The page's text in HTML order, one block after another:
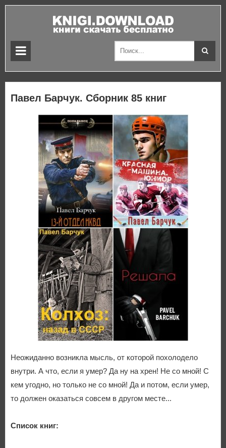
Павел Барчук. Сборник 85 книг
Неожиданно возникла мысль, от которой похолодело
внутри. А что, если я умер? Да ну на хрен! Не со мной! С
кем угодно, но только не со мной! Да и потом, если умер,
то должен оказаться совсем в другом месте...
Список книг: